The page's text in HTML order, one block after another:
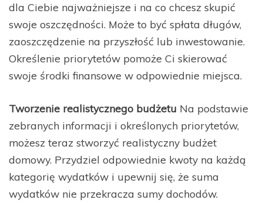
dla Ciebie najważniejsze i na co chcesz skupić
swoje oszczędności. Może to być spłata długów,
zaoszczędzenie na przyszłość lub inwestowanie.
Określenie priorytetów pomoże Ci skierować
swoje środki finansowe w odpowiednie miejsca.
Tworzenie realistycznego budżetu Na podstawie
zebranych informacji i określonych priorytetów,
możesz teraz stworzyć realistyczny budżet
domowy. Przydziel odpowiednie kwoty na każdą
kategorię wydatków i upewnij się, że suma
wydatków nie przekracza sumy dochodów.